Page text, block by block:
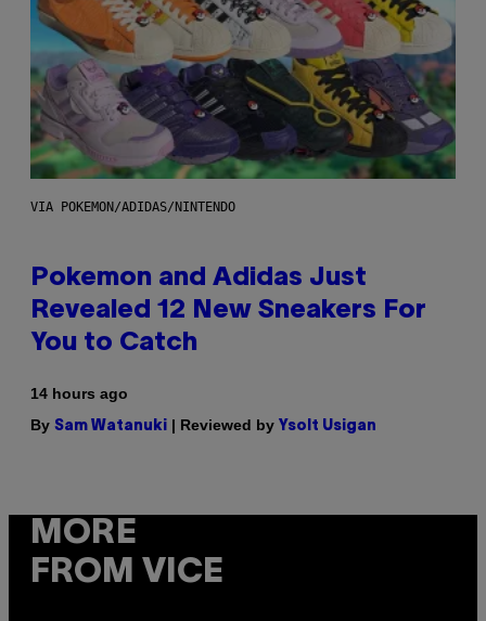
VIA POKEMON/ADIDAS/NINTENDO
Pokemon and Adidas Just
Revealed 12 New Sneakers For
You to Catch
14 hours ago
By Sam Watanuki | Reviewed by Ysolt Usigan
MORE
FROM VICE